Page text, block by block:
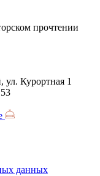
прочтении
ул. Курортная 1
данных